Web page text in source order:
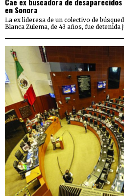
en Sonora
La ex lideresa de un colectivo de
Blanca Zulema, de 43 años, fue detenida